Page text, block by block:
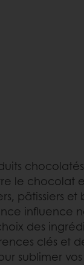
le chocolat
pâtissiers et
influence
des
clés et
sublimer